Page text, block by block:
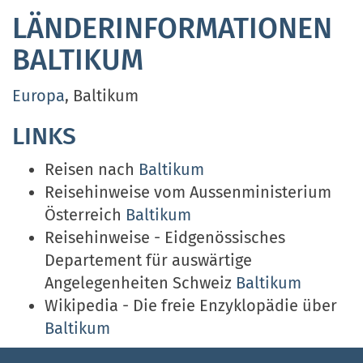
LÄNDERINFORMATIONEN
BALTIKUM
Europa, Baltikum
LINKS
Reisen nach Baltikum
Reisehinweise vom Aussenministerium
Österreich Baltikum
Reisehinweise - Eidgenössisches
Departement für auswärtige
Angelegenheiten Schweiz Baltikum
Wikipedia - Die freie Enzyklopädie über
Baltikum